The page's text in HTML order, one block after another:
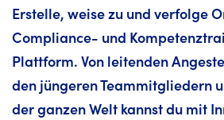
Erstelle, weise zu und verfolge
Compliance- und
Plattform. Von leitenden
den jüngeren Teammitgliedern
der ganzen Welt kannst du mit